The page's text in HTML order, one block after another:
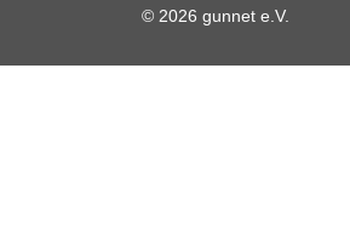
© 2026 gunnet e.V.